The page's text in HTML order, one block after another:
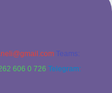
Teams:
606 0 726 Telegram: